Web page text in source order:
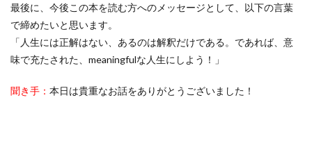
最後に、今後この本を読む方へのメッセージとして、以下の言葉
で締めたいと思います。
「人生には正解はない、あるのは解釈だけである。であれば、意
味で充たされた、meaningfulな人生にしよう！」
聞き手： 本日は貴重なお話をありがとうございました！